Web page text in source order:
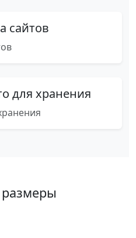
сайтов
для хранения